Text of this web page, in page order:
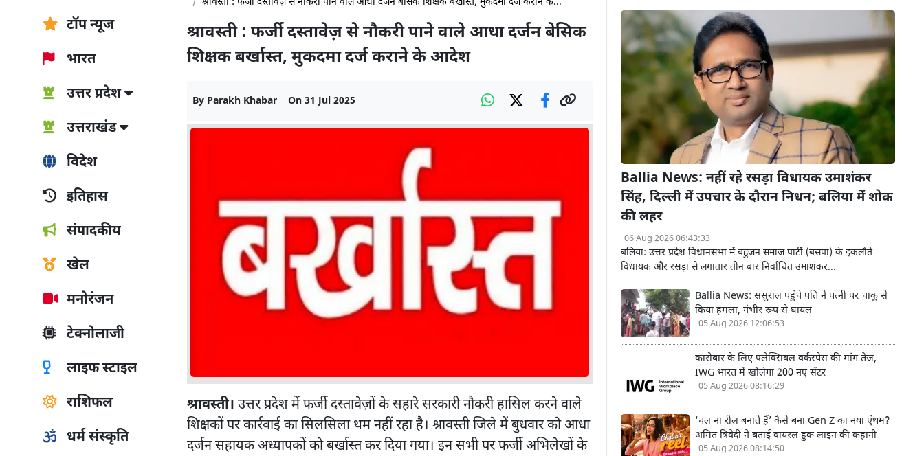
टॉप न्यूज
भारत
उत्तर प्रदेश
उत्तराखंड
विदेश
इतिहास
संपादकीय
खेल
मनोरंजन
टेक्नोलाजी
लाइफ स्टाइल
राशिफल
धर्म संस्कृति
श्रावस्ती : फर्जी दस्तावेज़ से नौकरी पाने वाले आधा दर्जन बेसिक
शिक्षक बर्खास्त, मुकदमा दर्ज कराने के आदेश
By Parakh Khabar On 31 Jul 2025
श्रावस्ती। उत्तर प्रदेश में फर्जी दस्तावेज़ों के सहारे सरकारी नौकरी हासिल करने वाले
शिक्षकों पर कार्रवाई का सिलसिला थम नहीं रहा है। श्रावस्ती जिले में बुधवार को आधा
दर्जन सहायक अध्यापकों को बर्खास्त कर दिया गया। इन सभी पर फर्जी अभिलेखों के
Ballia News: नहीं रहे रसड़ा विधायक उमाशंकर
सिंह, दिल्ली में उपचार के दौरान निधन; बलिया में शोक
की लहर
06 Aug 2026 06:43:33
बलिया: उत्तर प्रदेश विधानसभा में बहुजन समाज पार्टी (बसपा) के इकलौते
विधायक और रसड़ा से लगातार तीन बार निर्वाचित उमाशंकर...
Ballia News: ससुराल पहुंचे पति ने पत्नी पर चाकू से
किया हमला, गंभीर रूप से घायल
05 Aug 2026 12:06:53
कारोबार के लिए फ्लेक्सिबल वर्कस्पेस की मांग तेज,
IWG भारत में खोलेगा 200 नए सेंटर
05 Aug 2026 08:16:29
‘चल ना रील बनाते हैं’ कैसे बना Gen Z का नया एंथम?
अमित त्रिवेदी ने बताई वायरल हुक लाइन की कहानी
05 Aug 2026 08:14:50